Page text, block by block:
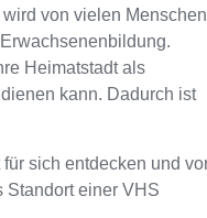
von vielen Menschen
Heimatstadt als
kann. Dadurch ist
sich entdecken und
Standort einer VHS